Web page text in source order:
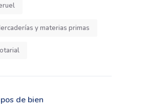
y materias primas
de bien